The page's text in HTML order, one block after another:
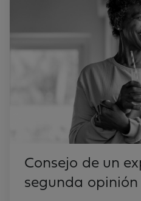
Consejo de un
segunda opinión